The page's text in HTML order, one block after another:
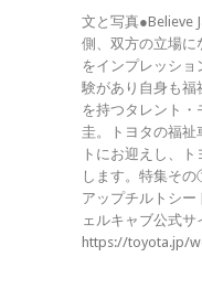
文と写真
側、双方の立場に
をインプレッシ
験があり自身も福
を持つタレント・
圭。トヨタの福祉
トにお迎えし、
します。特集そ
アップチルトシー
ェルキャブ公式サ
https://toyota.jp/